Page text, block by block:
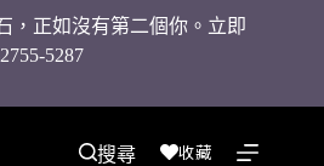
，正如沒有第二個你。立即
5287
搜尋 收藏